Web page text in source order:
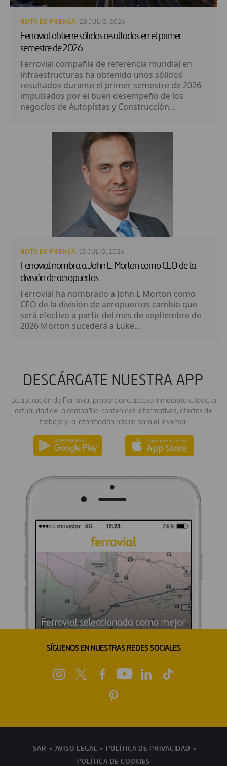
NOTA DE PRENSA· 28 JULIO, 2026
Ferrovial obtiene sólidos resultados en el primer
semestre de 2026
Ferrovial compañía de referencia mundial en
infraestructuras ha obtenido unos sólidos
resultados durante el primer semestre de 2026
impulsados por el buen desempeño de los
negocios de Autopistas y Construcción...
NOTA DE PRENSA· 15 JULIO, 2026
Ferrovial nombra a John L. Morton como CEO de la
división de aeropuertos
Ferrovial ha nombrado a John L Morton como
CEO de la división de aeropuertos cambio que
será efectivo a partir del mes de septiembre de
2026 Morton sucederá a Luke...
DESCÁRGATE NUESTRA APP
La aplicación de Ferrovial proporciona acceso inmediato a toda la
actualidad de la compañía: contenidos informativos, ofertas de
trabajo y la información básica para el inversor.
SÍGUENOS EN NUESTRAS REDES SOCIALES
SAR AVISO LEGAL
POLÍTICA DE PRIVACIDAD
POLÍTICA DE COOKIES